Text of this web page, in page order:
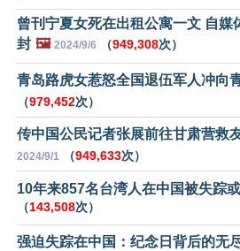
曾刊宁夏女死在出租公寓一文 自媒
封 🖼️ 2024/9/6 （949,308次）
青岛路虎女惹怒全国退伍军人冲向
（979,452次）
传中国公民记者张展前往甘肃营救
2024/9/1 （949,633次）
10年来857名台湾人在中国被失踪
（143,508次）
强迫失踪在中国：纪念日背后的无